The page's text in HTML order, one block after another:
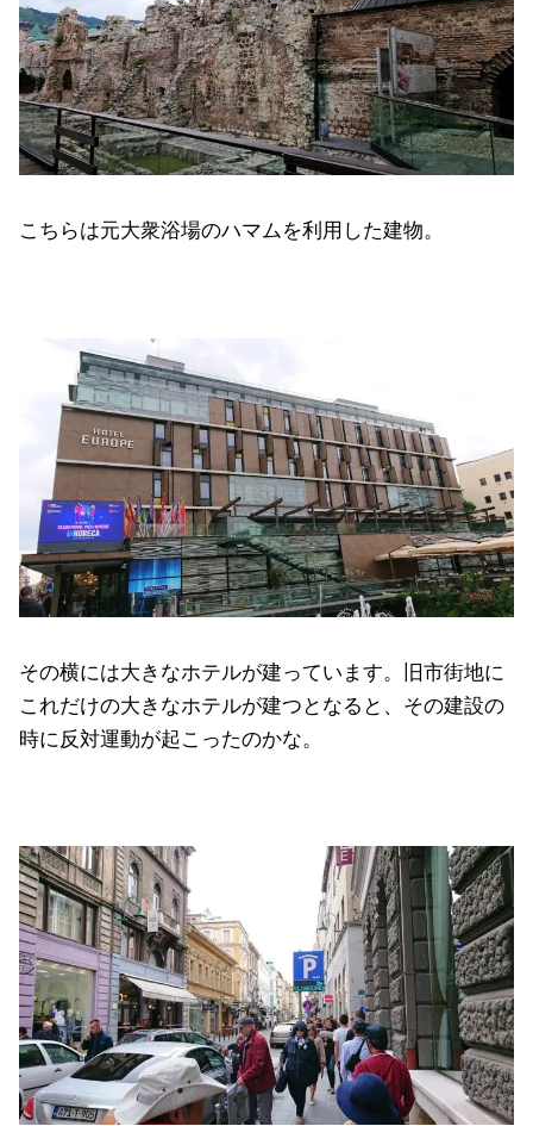
こちらは元大衆浴場のハマムを利用した建物。
その横には大きなホテルが建っています。旧市街地に
これだけの大きなホテルが建つとなると、その建設の
時に反対運動が起こったのかな。